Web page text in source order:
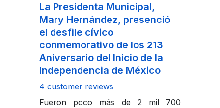
La Presidenta Municipal,
Mary Hernández, presenció
el desfile cívico
conmemorativo de los 213
Aniversario del Inicio de la
Independencia de México
4 customer reviews
Fueron poco más de 2 mil 700